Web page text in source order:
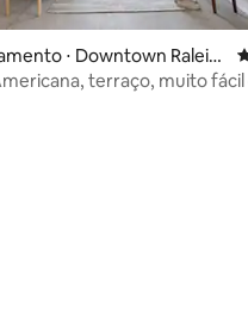
⋅ Downtown Raleig
terraço, muito fácil